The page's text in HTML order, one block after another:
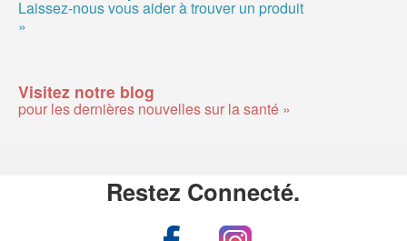
Laissez-nous vous aider à trouver un produit
»
Visitez notre blog
pour les dernières nouvelles sur la santé »
Restez Connecté.